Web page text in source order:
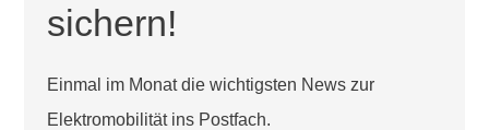
sichern!
Einmal im Monat die wichtigsten News zur
Elektromobilität ins Postfach.